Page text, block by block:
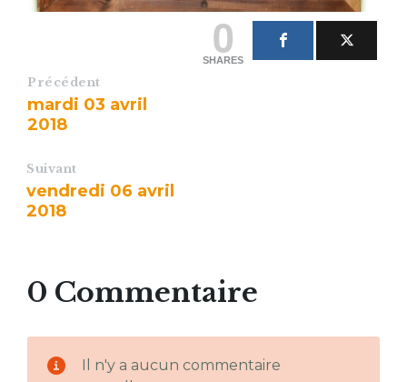
0
SHARES
Précédent
mardi 03 avril
2018
Suivant
vendredi 06 avril
2018
0 Commentaire
Il n'y a aucun commentaire